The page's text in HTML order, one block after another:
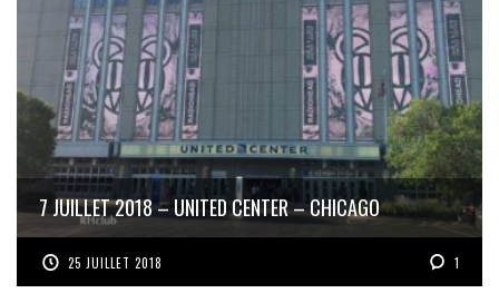
7 JUILLET 2018 – UNITED CENTER – CHICAGO
25 JUILLET 2018 1